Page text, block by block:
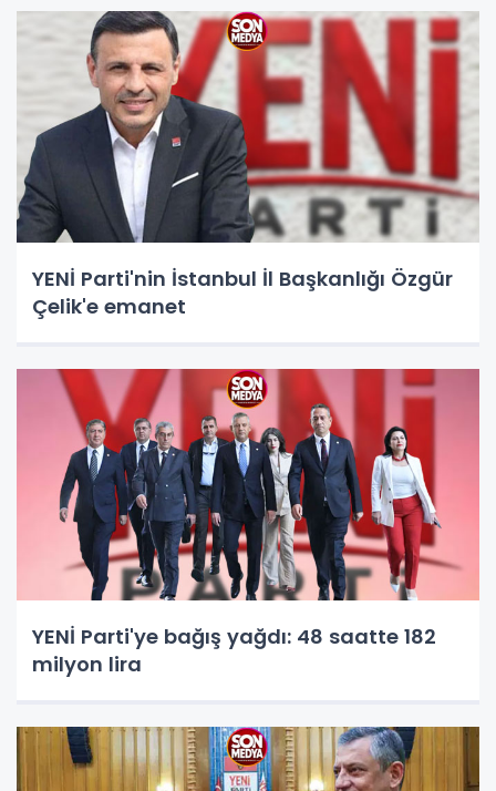
YENİ Parti'nin İstanbul İl Başkanlığı Özgür
Çelik'e emanet
YENİ Parti'ye bağış yağdı: 48 saatte 182
milyon lira